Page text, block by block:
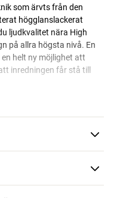
som ärvts från den
högglanslackerat
ljudkvalitet nära High
på allra högsta nivå. En
helt ny möjlighet att
inredningen får stå till
har den också kammat
priset för ”European
FAZON F5